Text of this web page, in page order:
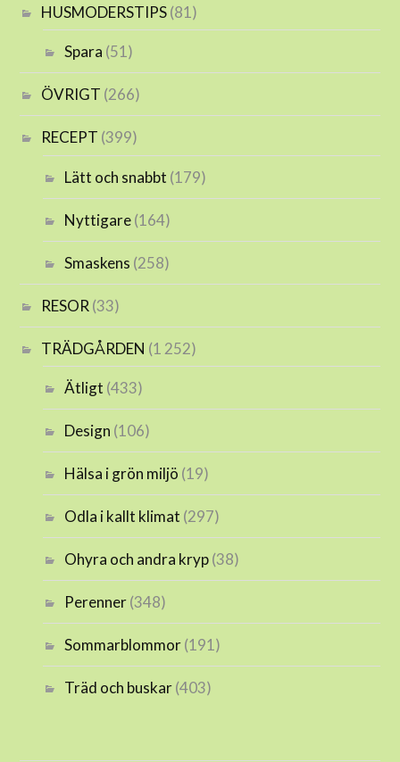
HUSMODERSTIPS(81)
Spara (51)
ÖVRIGT (266)
RECEPT (399)
Lätt och snabbt (179)
Nyttigare(164)
Smaskens (258)
RESOR (33)
TRÄDGÅRDEN (1 252)
Ätligt (433)
Design (106)
Hälsa i grön miljö (19)
Odla i kallt klimat (297)
Ohyra och andra kryp(38)
Perenner(348)
Sommarblommor(191)
Träd och buskar(403)